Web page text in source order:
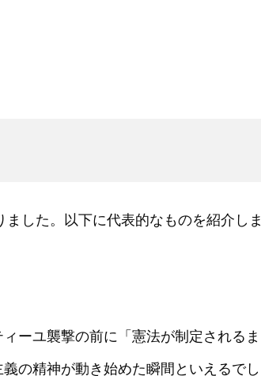
した。以下に代表的なものを紹介しま
ーユ襲撃の前に「憲法が制定されるま
の精神が動き始めた瞬間といえるでし